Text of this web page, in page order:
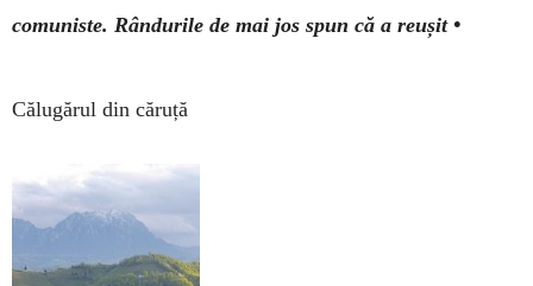
comuniste. Rândurile de mai jos spun că a reușit •
Călugărul din căruță